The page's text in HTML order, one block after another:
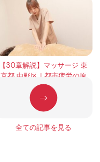
び方｜頻度・効果・体感の
違いを徹底整理
【30章解説】マッサージ 東
京都 中野区｜都市疲労の原
因と正しい整え方
全ての記事を見る